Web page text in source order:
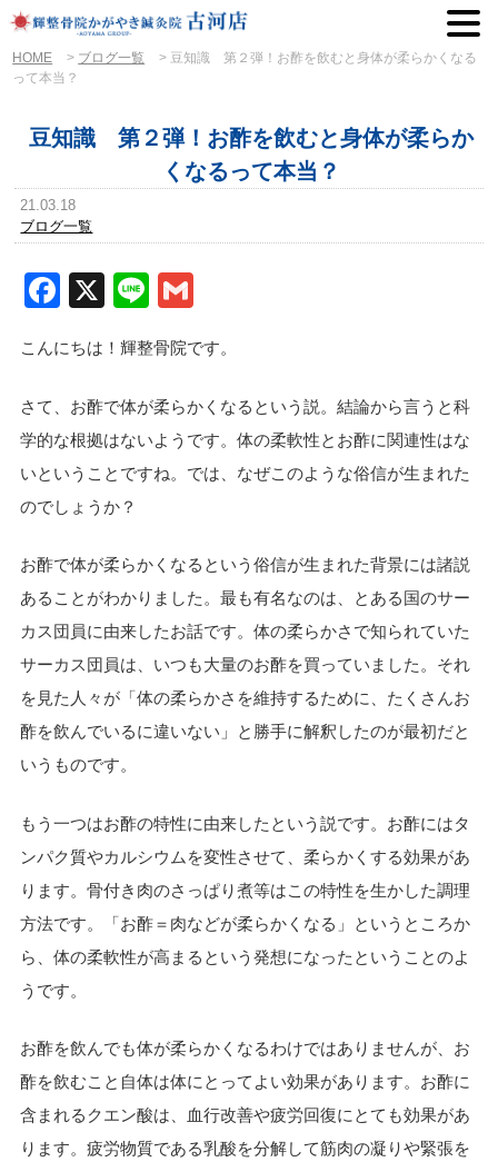
HOME > ブログ一覧 > 豆知識 第２弾！お酢を飲むと身体が柔らかくなる
って本当？
豆知識 第２弾！お酢を飲むと身体が柔らか
くなるって本当？
21.03.18
ブログ一覧
Facebook
X Line
こんにちは！輝整骨院です。
さて、お酢で体が柔らかくなるという説。結論から言うと科
学的な根拠はないようです。体の柔軟性とお酢に関連性はな
いということですね。では、なぜこのような俗信が生まれた
のでしょうか？
お酢で体が柔らかくなるという俗信が生まれた背景には諸説
あることがわかりました。最も有名なのは、とある国のサー
カス団員に由来したお話です。体の柔らかさで知られていた
サーカス団員は、いつも大量のお酢を買っていました。それ
を見た人々が「体の柔らかさを維持するために、たくさんお
酢を飲んでいるに違いない」と勝手に解釈したのが最初だと
いうものです。
もう一つはお酢の特性に由来したという説です。お酢にはタ
ンパク質やカルシウムを変性させて、柔らかくする効果があ
ります。骨付き肉のさっぱり煮等はこの特性を生かした調理
方法です。「お酢＝肉などが柔らかくなる」というところか
ら、体の柔軟性が高まるという発想になったということのよ
うです。
お酢を飲んでも体が柔らかくなるわけではありませんが、お
酢を飲むこと自体は体にとってよい効果があります。お酢に
含まれるクエン酸は、血行改善や疲労回復にとても効果があ
ります。疲労物質である乳酸を分解して筋肉の凝りや緊張を